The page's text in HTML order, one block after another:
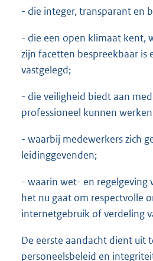
- die integer, transparant en
- die een open klimaat kent,
zijn facetten bespreekbaar is
vastgelegd;
- die veiligheid biedt aan
professioneel kunnen
- waarbij medewerkers zich
leidinggevenden;
- waarin wet- en regelgeving
het nu gaat om respectvolle
internetgebruik of verdeling
De eerste aandacht dient uit
personeelsbeleid en